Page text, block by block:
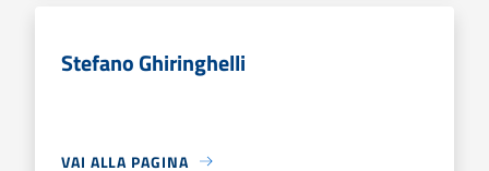
Stefano Ghiringhelli
VAI ALLA PAGINA